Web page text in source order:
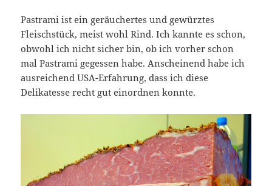
Pastrami ist ein geräuchertes und gewürztes
Fleischstück, meist wohl Rind. Ich kannte es schon,
obwohl ich nicht sicher bin, ob ich vorher schon
mal Pastrami gegessen habe. Anscheinend habe ich
ausreichend USA-Erfahrung, dass ich diese
Delikatesse recht gut einordnen konnte.